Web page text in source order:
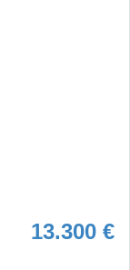
13.300 €